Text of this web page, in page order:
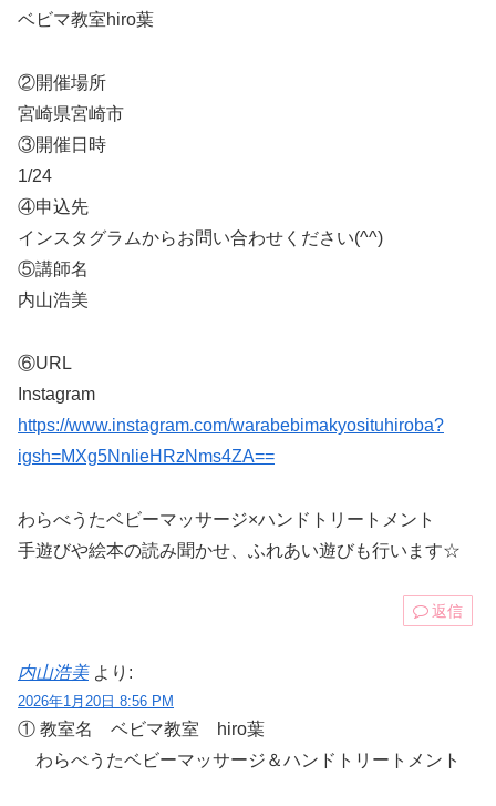
ベビマ教室hiro葉
②開催場所
宮崎県宮崎市
③開催日時
1/24
④申込先
インスタグラムからお問い合わせください(^^)
⑤講師名
内山浩美
⑥URL
Instagram
https://www.instagram.com/warabebimakyosituhiroba?
igsh=MXg5NnlieHRzNms4ZA==
わらべうたベビーマッサージ×ハンドトリートメント
手遊びや絵本の読み聞かせ、ふれあい遊びも行います☆
返信
内山浩美 より:
2026年1月20日 8:56 PM
① 教室名 ベビマ教室 hiro葉
わらべうたベビーマッサージ＆ハンドトリートメント